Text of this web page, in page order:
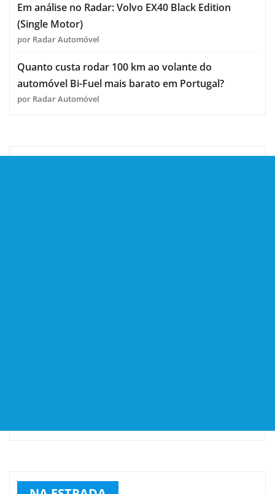
Em análise no Radar: Volvo EX40 Black Edition
(Single Motor)
por Radar Automóvel
Quanto custa rodar 100 km ao volante do
automóvel Bi-Fuel mais barato em Portugal?
por Radar Automóvel